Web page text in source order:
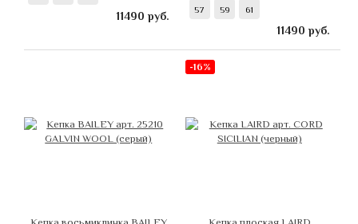
11490 руб. 57 59 61
11490 руб.
-16%